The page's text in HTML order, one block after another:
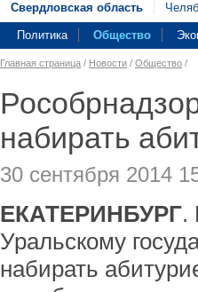
Свердловская область
Политика Общество
Главная страница / Новости / Общество /
набирать
30 сентября 2014
ЕКАТЕРИНБУРГ.
Уральскому
набирать